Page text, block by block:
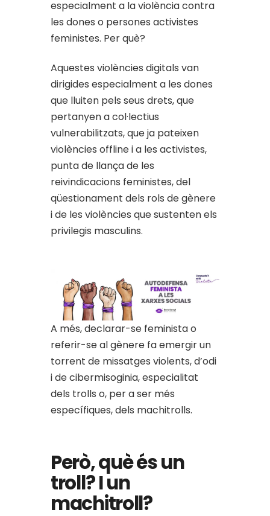
especialment a la violència contra
les dones o persones activistes
feministes. Per què?
Aquestes violències digitals van
dirigides especialment a les dones
que lluiten pels seus drets, que
pertanyen a col·lectius
vulnerabilitzats, que ja pateixen
violències offline i a les activistes,
punta de llança de les
reivindicacions feministes, del
qüestionament dels rols de gènere
i de les violències que sustenten els
privilegis masculins.
A més, declarar-se feminista o
referir-se al gènere fa emergir un
torrent de missatges violents, d’odi
i de cibermisoginia, especialitat
dels trolls o, per a ser més
específiques, dels machitrolls.
Però, què és un
troll? I un
machitroll?